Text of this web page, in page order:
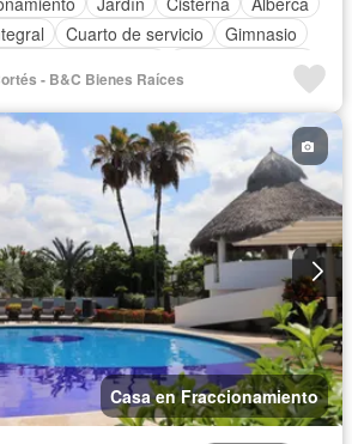
Cuarto de servicio
Gimnasio
Cocina equipada
Internet
Asador Zonas verdes
Despacho
Caseta de vigilancia
- B&C Bienes Raíces
Casa en Fraccionamiento